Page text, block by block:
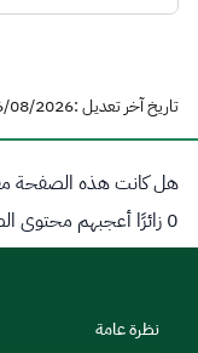
تاريخ آخر تعديل :06/08/2026 الساعة 09:55 مساءً
هل كانت هذه الصفحة
0 زائرًا أعجبهم محتوى الصفحة من أصل 1 مشاركة
نظرة عامة